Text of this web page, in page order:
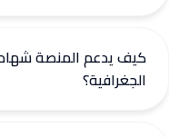
كيف يدعم المنصة
الجغرافية؟